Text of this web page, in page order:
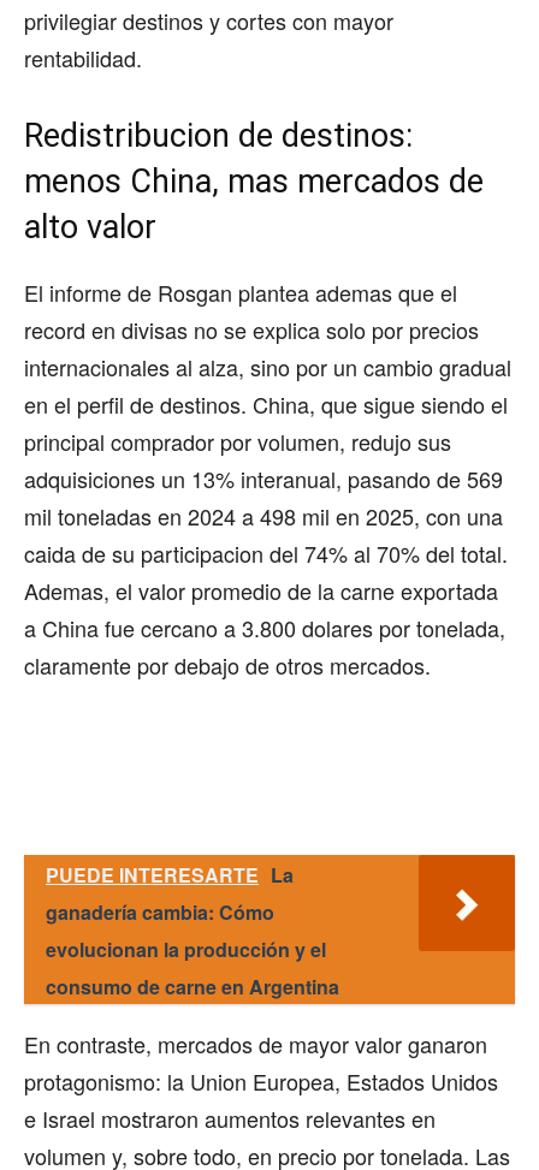
privilegiar destinos y cortes con mayor
rentabilidad.
Redistribucion de destinos:
menos China, mas mercados de
alto valor
El informe de Rosgan plantea ademas que el
record en divisas no se explica solo por precios
internacionales al alza, sino por un cambio gradual
en el perfil de destinos. China, que sigue siendo el
principal comprador por volumen, redujo sus
adquisiciones un 13% interanual, pasando de 569
mil toneladas en 2024 a 498 mil en 2025, con una
caida de su participacion del 74% al 70% del total.
Ademas, el valor promedio de la carne exportada
a China fue cercano a 3.800 dolares por tonelada,
claramente por debajo de otros mercados.
PUEDE INTERESARTE La
ganadería cambia: Cómo
evolucionan la producción y el
consumo de carne en Argentina
En contraste, mercados de mayor valor ganaron
protagonismo: la Union Europea, Estados Unidos
e Israel mostraron aumentos relevantes en
volumen y, sobre todo, en precio por tonelada. Las